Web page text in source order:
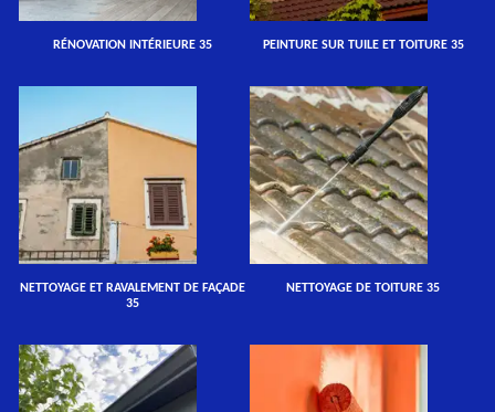
RÉNOVATION INTÉRIEURE 35 PEINTURE SUR TUILE ET TOITURE 35
NETTOYAGE ET RAVALEMENT DE FAÇADE
35
NETTOYAGE DE TOITURE 35